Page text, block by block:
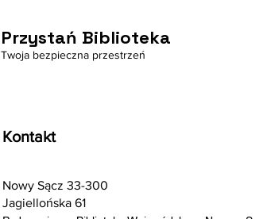
Przystań Biblioteka
Twoja bezpieczna przestrzeń
Kontakt
Nowy Sącz 33-300
Jagiellońska 61